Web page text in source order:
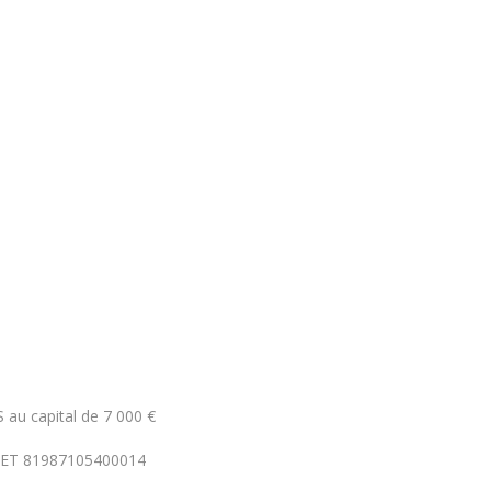
au capital de 7 000 €
81987105400014